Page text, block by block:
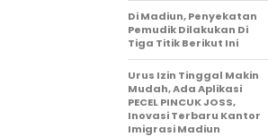
Di Madiun, Penyekatan
Pemudik Dilakukan Di
Tiga Titik Berikut Ini
Urus Izin Tinggal Makin
Mudah, Ada Aplikasi
PECEL PINCUK JOSS,
Inovasi Terbaru Kantor
Imigrasi Madiun